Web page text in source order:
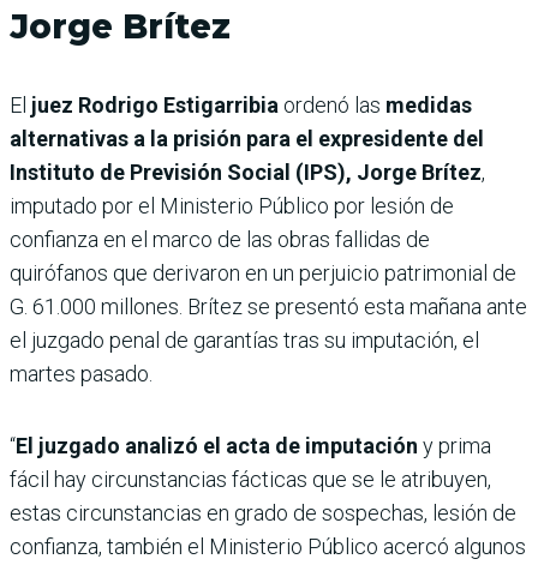
Jorge Brítez
El juez Rodrigo Estigarribia ordenó las medidas
alternativas a la prisión para el expresidente del
Instituto de Previsión Social (IPS), Jorge Brítez,
imputado por el Ministerio Público por lesión de
confianza en el marco de las obras fallidas de
quirófanos que derivaron en un perjuicio patrimonial de
G. 61.000 millones. Brítez se presentó esta mañana ante
el juzgado penal de garantías tras su imputación, el
martes pasado.
“El juzgado analizó el acta de imputación y prima
fácil hay circunstancias fácticas que se le atribuyen,
estas circunstancias en grado de sospechas, lesión de
confianza, también el Ministerio Público acercó algunos